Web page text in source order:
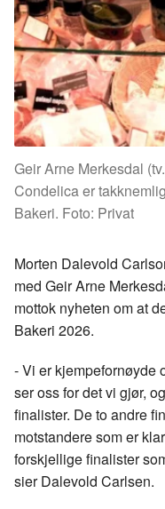
Geir Arne Merkesdal
Condelica er
Bakeri. Foto: Privat
Morten Dalevold
med Geir Arne
mottok nyheten om at
Bakeri 2026.
- Vi er kjempefornøyde
ser oss for det vi gjør,
finalister. De to andre
motstandere som er
forskjellige finalister
sier Dalevold Carlsen.